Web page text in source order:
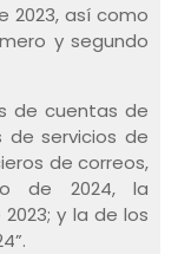
2023, así como
y segundo
de cuentas de
de servicios de
de correos,
de 2024, la
y la de los